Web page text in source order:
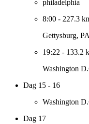
philadelphia
8:00 - 227.3
Gettysburg,
19:22 - 133.2
Washington
Dag 15 - 16
Washington
Dag 17